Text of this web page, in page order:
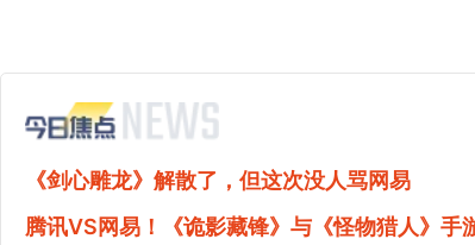
《剑心雕龙》解散了，但这次没人骂网易
腾讯VS网易！《诡影藏锋》与《怪物猎人》手